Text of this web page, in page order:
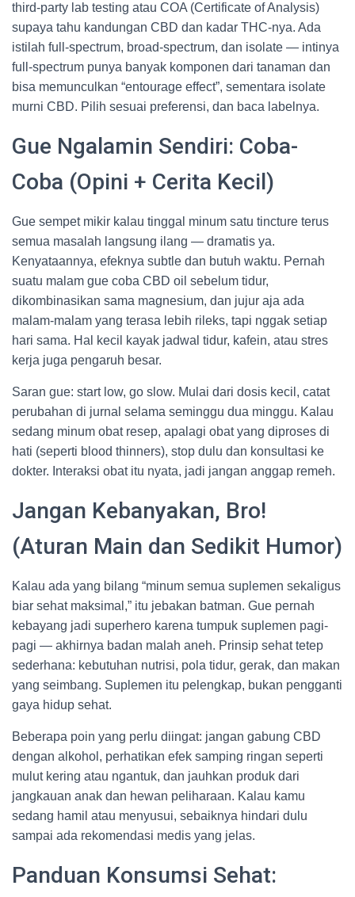
third-party lab testing atau COA (Certificate of Analysis)
supaya tahu kandungan CBD dan kadar THC-nya. Ada
istilah full-spectrum, broad-spectrum, dan isolate — intinya
full-spectrum punya banyak komponen dari tanaman dan
bisa memunculkan “entourage effect”, sementara isolate
murni CBD. Pilih sesuai preferensi, dan baca labelnya.
Gue Ngalamin Sendiri: Coba-
Coba (Opini + Cerita Kecil)
Gue sempet mikir kalau tinggal minum satu tincture terus
semua masalah langsung ilang — dramatis ya.
Kenyataannya, efeknya subtle dan butuh waktu. Pernah
suatu malam gue coba CBD oil sebelum tidur,
dikombinasikan sama magnesium, dan jujur aja ada
malam-malam yang terasa lebih rileks, tapi nggak setiap
hari sama. Hal kecil kayak jadwal tidur, kafein, atau stres
kerja juga pengaruh besar.
Saran gue: start low, go slow. Mulai dari dosis kecil, catat
perubahan di jurnal selama seminggu dua minggu. Kalau
sedang minum obat resep, apalagi obat yang diproses di
hati (seperti blood thinners), stop dulu dan konsultasi ke
dokter. Interaksi obat itu nyata, jadi jangan anggap remeh.
Jangan Kebanyakan, Bro!
(Aturan Main dan Sedikit Humor)
Kalau ada yang bilang “minum semua suplemen sekaligus
biar sehat maksimal,” itu jebakan batman. Gue pernah
kebayang jadi superhero karena tumpuk suplemen pagi-
pagi — akhirnya badan malah aneh. Prinsip sehat tetep
sederhana: kebutuhan nutrisi, pola tidur, gerak, dan makan
yang seimbang. Suplemen itu pelengkap, bukan pengganti
gaya hidup sehat.
Beberapa poin yang perlu diingat: jangan gabung CBD
dengan alkohol, perhatikan efek samping ringan seperti
mulut kering atau ngantuk, dan jauhkan produk dari
jangkauan anak dan hewan peliharaan. Kalau kamu
sedang hamil atau menyusui, sebaiknya hindari dulu
sampai ada rekomendasi medis yang jelas.
Panduan Konsumsi Sehat: